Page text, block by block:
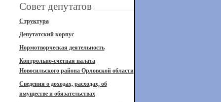
Совет депутатов
Структура
Депутатский корпус
Нормотворческая деятельность
Контрольно-счетная палата
Новосильского района Орловской области
Сведения о доходах, расходах, об
имуществе и обязательствах